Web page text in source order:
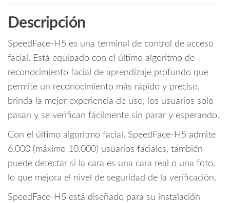
10000
Usuarios
/
6000
Rostros
/
10000
Tarjetas
con
Pantalla
Touch
de
o
Descripción
SpeedFace-H5 es una terminal de control de acceso
facial. Está equipado con el último algoritmo de
reconocimiento facial de aprendizaje profundo que
permite un reconocimiento más rápido y preciso,
brinda la mejor experiencia de uso, los usuarios solo
pasan y se veriﬁcan fácilmente sin parar y esperando.
Con el último algoritmo facial, SpeedFace-H5 admite
6.000 (máximo 10.000) usuarios faciales, también
puede detectar si la cara es una cara real o una foto,
lo que mejora el nivel de seguridad de la veriﬁcación.
SpeedFace-H5 está diseñado para su instalación